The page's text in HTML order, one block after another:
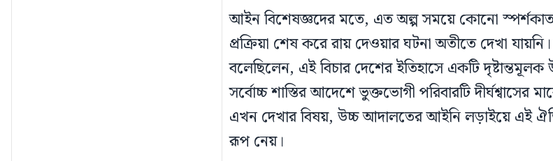
আইন বিশেষজ্ঞদের মতে, এত অল্প সময়ে কোনো স্পর্শকাতর
প্রক্রিয়া শেষ করে রায় দেওয়ার ঘটনা অতীতে দেখা
বলেছিলেন, এই বিচার দেশের ইতিহাসে একটি
সর্বোচ্চ শাস্তির আদেশে ভুক্তভোগী পরিবারটি দীর্ঘশ্বাসের
এখন দেখার বিষয়, উচ্চ আদালতের আইনি লড়াইয়ে এই
রূপ নেয়।